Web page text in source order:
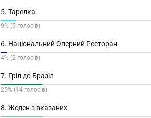
5. Тарелка
9% (5 голосів)
6. Національний Оперний Ресторан
4% (2 голосів)
7. Гріл до Бразіл
25% (14 голосів)
8. Жоден з вказаних